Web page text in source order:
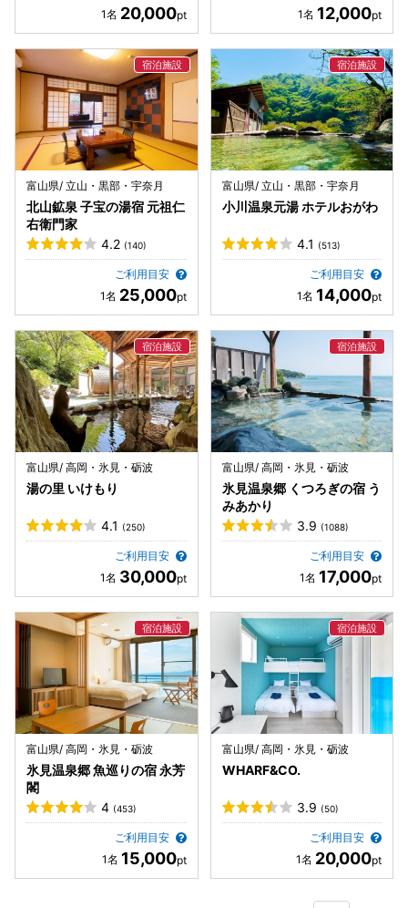
20,000 12,000
富山県/ 立山・黒部・宇奈月
北山鉱泉 子宝の湯宿 元祖仁
右衛門家
4.2 (140)
ご利用目安
25,000
富山県/ 立山・黒部・宇奈月
小川温泉元湯 ホテルおがわ
4.1 (513)
ご利用目安
14,000
富山県/ 高岡・氷見・砺波
湯の里 いけもり
4.1 (250)
ご利用目安
30,000
富山県/ 高岡・氷見・砺波
氷見温泉郷 くつろぎの宿 う
みあかり
3.9 (1088)
ご利用目安
17,000
富山県/ 高岡・氷見・砺波
氷見温泉郷 魚巡りの宿 永芳
閣
4 (453)
ご利用目安
15,000
富山県/ 高岡・氷見・砺波
WHARF&CO.
3.9 (50)
ご利用目安
20,000